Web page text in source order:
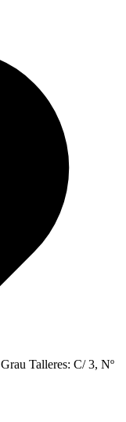
Talleres: C/ 3, Nº